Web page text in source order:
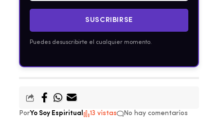
SUSCRIBIRSE
Puedes desuscribirte el cualquier momento.
PorYo Soy Espiritual 13 vistas No hay comentarios